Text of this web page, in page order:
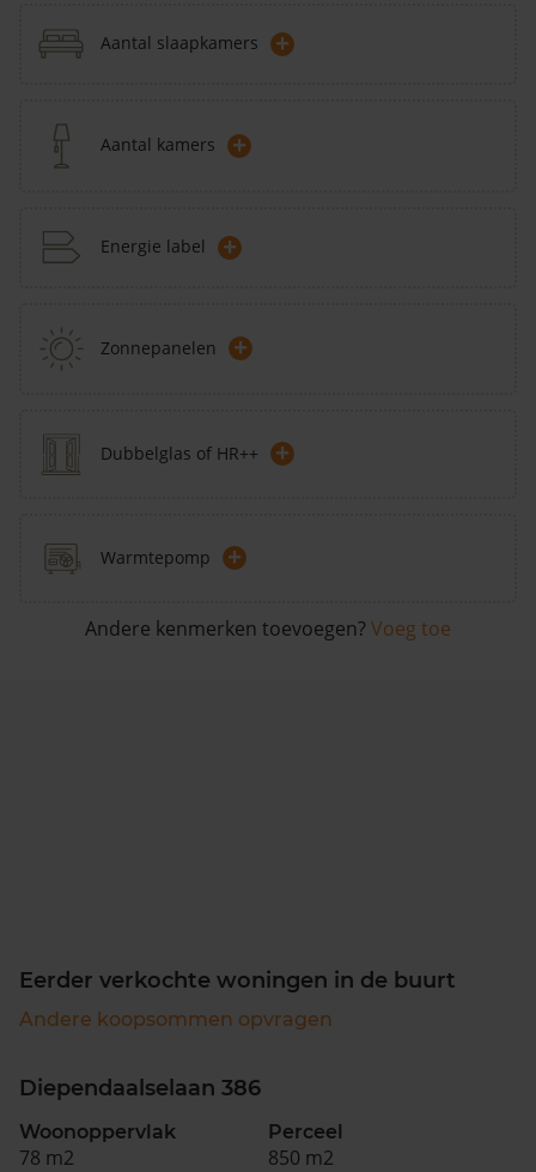
Aantal slaapkamers +
Aantal kamers +
Energie label +
Zonnepanelen +
Dubbelglas of HR++ +
Warmtepomp +
Andere kenmerken toevoegen? Voeg toe
Eerder verkochte woningen in de buurt
Andere koopsommen opvragen
Diependaalselaan 386
Woonoppervlak
78 m2
Perceel
850 m2